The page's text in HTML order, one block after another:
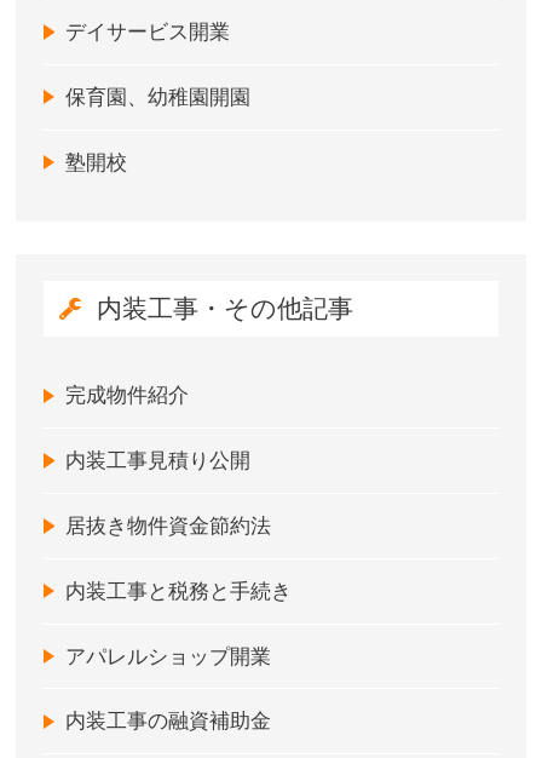
デイサービス開業
保育園、幼稚園開園
塾開校
内装工事・その他記事
完成物件紹介
内装工事見積り公開
居抜き物件資金節約法
内装工事と税務と手続き
アパレルショップ開業
内装工事の融資補助金